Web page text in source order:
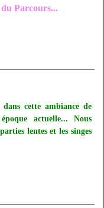
Parcours...
cette ambiance de
actuelle... Nous
lentes et les singes